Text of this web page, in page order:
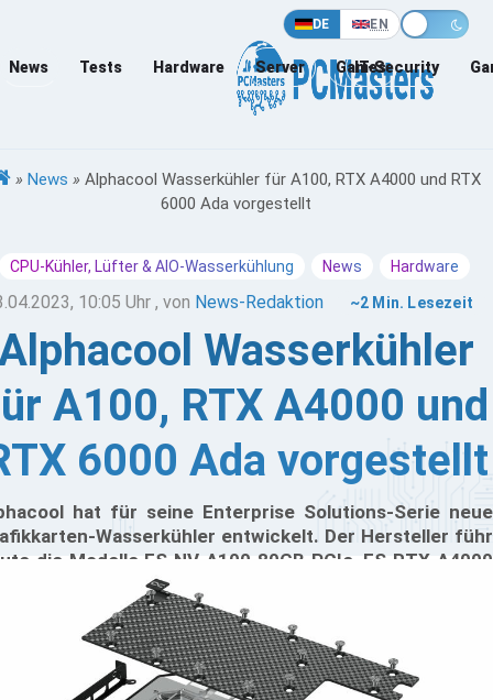
DE EN
News Tests Hardware Server Games
IT-Security
» News » Alphacool Wasserkühler für A100, RTX A4000 und RTX
6000 Ada vorgestellt
CPU-Kühler, Lüfter & AIO-Wasserkühlung News Hardware
10:05 Uhr , von News-Redaktion ~2 Min. Lesezeit
Wasserkühler
A100, RTX A4000 und
6000 Ada vorgestellt
hat für seine Enterprise Solutions-Serie neue
Wasserkühler entwickelt. Der Hersteller führ
die Modelle ES NV A100 80GB PCIe, ES RTX A4000
Backplate und ES RTX 6000 Ada 48 GB ein. Sie sind
im Shop gelistet und können dort bestellt werden.